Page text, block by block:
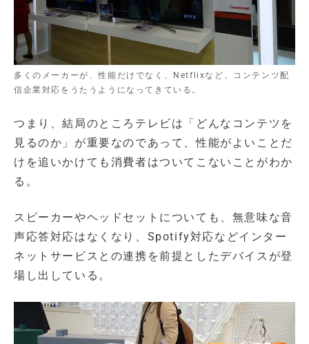
多くのメーカーが、性能だけでなく、Netflixなど、コンテンツ配
信企業対応をうたうようになってきている。
つまり、結局のところテレビは「どんなコンテツを
見るのか」が重要なのであって、性能がよいことだ
けを追いかけても消費者はついてこないことがわか
る。
スピーカーやヘッドセットについても、無意味な音
声応答対応はなくなり、Spotify対応などインター
ネットサービスとの連携を前提としたデバイスが登
場し出している。